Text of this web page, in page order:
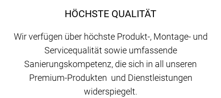
HÖCHSTE QUALITÄT
Wir verfügen über höchste Produkt-, Montage- und
Servicequalität sowie umfassende
Sanierungskompetenz, die sich in all unseren
Premium-Produkten und Dienstleistungen
widerspiegelt.